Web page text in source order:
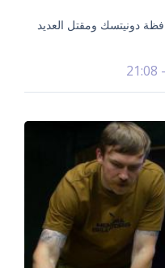
دونيتسك ومقتل العديد